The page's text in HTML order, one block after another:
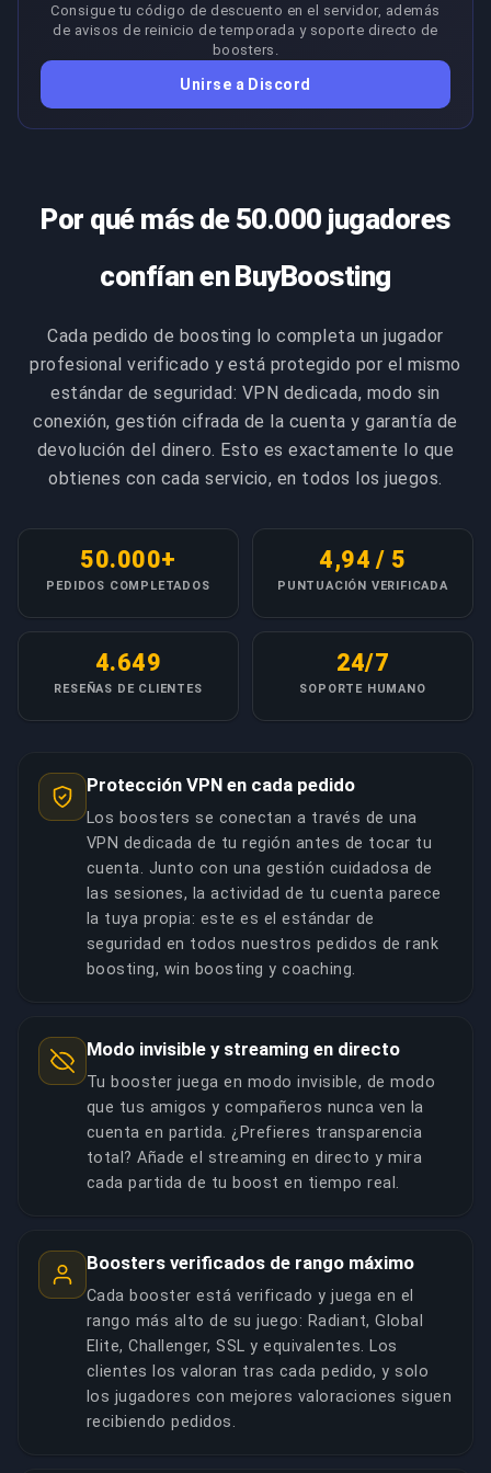
programación prioritaria: tu pedido se toma primero y
se trabaja con mayor frecuencia de sesiones, no es
un compromiso de tiempo. Recomendamos evitar el
login durante la finalización de colocaciones para
resultados consistentes.
sistema de colocaciones de R6S.
Consigue tu código de descuento en el servidor, además
de avisos de reinicio de temporada y soporte directo de
boosters.
Unirse a Discord
Por qué más de 50.000 jugadores
confían en BuyBoosting
Cada pedido de boosting lo completa un jugador
profesional verificado y está protegido por el mismo
estándar de seguridad: VPN dedicada, modo sin
conexión, gestión cifrada de la cuenta y garantía de
devolución del dinero. Esto es exactamente lo que
obtienes con cada servicio, en todos los juegos.
PEDIDOS COMPLETADOS
50.000+
PUNTUACIÓN VERIFICADA
4,94 / 5
RESEÑAS DE CLIENTES
4.649
SOPORTE HUMANO
24/7
Protección VPN en cada pedido
Los boosters se conectan a través de una
VPN dedicada de tu región antes de tocar tu
cuenta. Junto con una gestión cuidadosa de
las sesiones, la actividad de tu cuenta parece
la tuya propia: este es el estándar de
seguridad en todos nuestros pedidos de rank
boosting, win boosting y coaching.
Modo invisible y streaming en directo
Tu booster juega en modo invisible, de modo
que tus amigos y compañeros nunca ven la
cuenta en partida. ¿Prefieres transparencia
total? Añade el streaming en directo y mira
cada partida de tu boost en tiempo real.
Boosters verificados de rango máximo
Cada booster está verificado y juega en el
rango más alto de su juego: Radiant, Global
Elite, Challenger, SSL y equivalentes. Los
clientes los valoran tras cada pedido, y solo
los jugadores con mejores valoraciones siguen
recibiendo pedidos.